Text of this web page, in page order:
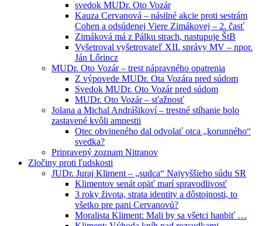
svedok MUDr. Oto Vozár
Kauza Cervanová – násilné akcie proti sestrám
Cohen a odsúdenej Viere Zimákovej – 2. časť
Zimáková má z Pálku strach, nastupuje ŠtB
Vyšetroval vyšetrovateľ XII. správy MV – npor.
Ján Lőrincz
MUDr. Oto Vozár – trest nápravného opatrenia
Z výpovede MUDr. Ota Vozára pred súdom
Svedok MUDr. Oto Vozár pred súdom
MUDr. Oto Vozár – sťažnosť
Jolana a Michal Andrášikoví – trestné stíhanie bolo
zastavené kvôli amnestii
Otec obvineného dal odvolať otca „korunného“
svedka?
Pripravený zoznam Nitranov
Zločiny proti ľudskosti
JUDr. Juraj Kliment – „sudca“ Najvyššieho súdu SR
Klimentov senát opäť marí spravodlivosť
3 roky života, strata identity a dôstojnosti, to
všetko pre pani Cervanovú?
Moralista Kliment: Mali by sa všetci hanbiť …